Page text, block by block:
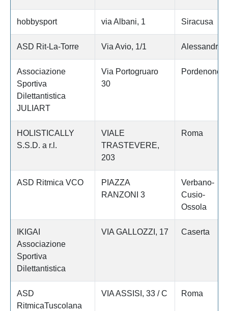
hobbysport via Albani, 1 Siracusa
ASD Rit-La-Torre Via Avio, 1/1 Alessandria
Associazione
Sportiva
Dilettantistica
JULIART
Via Portogruaro
30
Pordenone
HOLISTICALLY
S.S.D. a r.l.
VIALE
TRASTEVERE,
203
Roma
ASD Ritmica VCO
PIAZZA
RANZONI 3
Verbano-
Cusio-
Ossola
IKIGAI
Associazione
Sportiva
Dilettantistica
VIA GALLOZZI, 17 Caserta
ASD
RitmicaTuscolana
VIA ASSISI, 33 / C Roma